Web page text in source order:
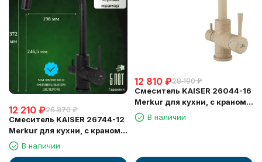
12 210 ₽26 870 ₽
Смеситель KAISER 26744-12
Merkur для кухни, с краном
для питьевой воды, черный
мрамор
В наличии
12 810 ₽28 190 ₽
Смеситель KAISER 26044-16
Merkur для кухни, с краном
для питьевой воды,
песочный мрамор
В наличии